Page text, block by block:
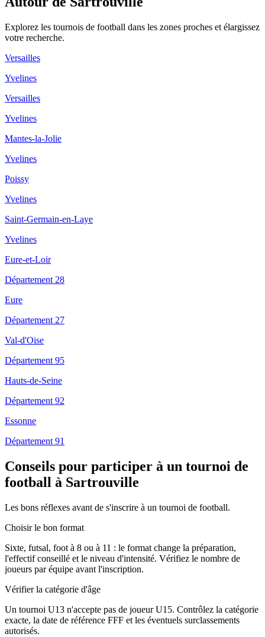
Explorez les tournois de football dans les zones proches et élargissez
votre recherche.
Versailles
Yvelines
Versailles
Yvelines
Mantes-la-Jolie
Yvelines
Poissy
Yvelines
Saint-Germain-en-Laye
Yvelines
Eure-et-Loir
Département 28
Eure
Département 27
Val-d'Oise
Département 95
Hauts-de-Seine
Département 92
Essonne
Département 91
Conseils pour participer à un tournoi de
football à Sartrouville
Les bons réflexes avant de s'inscrire à un tournoi de football.
Choisir le bon format
Sixte, futsal, foot à 8 ou à 11 : le format change la préparation,
l'effectif conseillé et le niveau d'intensité. Vérifiez le nombre de
joueurs par équipe avant l'inscription.
Vérifier la catégorie d'âge
Un tournoi U13 n'accepte pas de joueur U15. Contrôlez la catégorie
exacte, la date de référence FFF et les éventuels surclassements
autorisés.